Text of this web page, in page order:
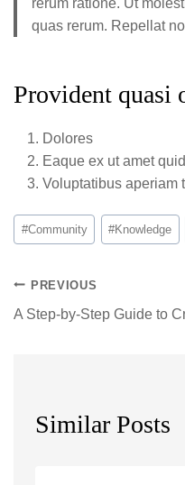
rerum ratione. Ut
quas rerum. Repellat
Provident quasi
Dolores
Eaque ex ut amet
Voluptatibus aperiam
#Community #Knowledge
PREVIOUS
A Step-by-Step Guide to
Similar Posts